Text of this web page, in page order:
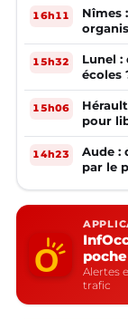
16h11
Nîmes
15h32
Lunel :
écoles
15h06
pour
14h23
Aude :
par le
poche
Alertes
trafic